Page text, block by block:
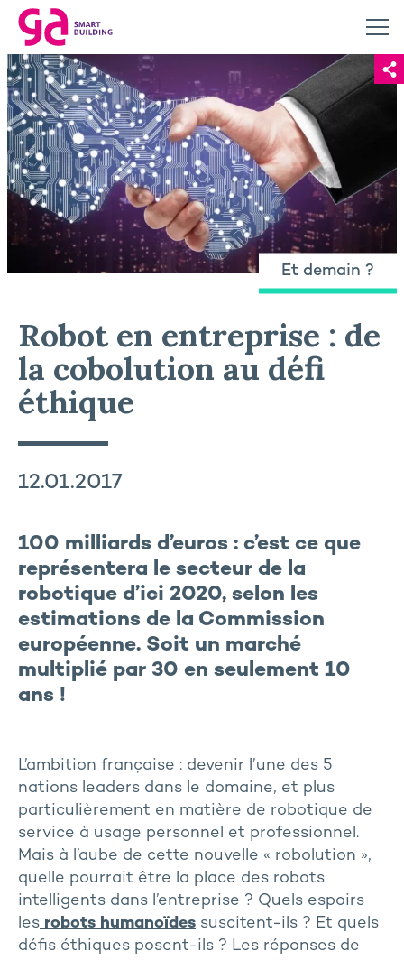
Et demain ?
Robot en entreprise : de
la cobolution au défi
éthique
12.01.2017
100 milliards d’euros : c’est ce que
représentera le secteur de la
robotique d’ici 2020, selon les
estimations de la Commission
européenne. Soit un marché
multiplié par 30 en seulement 10
ans !
L’ambition française : devenir l’une des 5
nations leaders dans le domaine, et plus
particulièrement en matière de robotique de
service à usage personnel et professionnel.
Mais à l’aube de cette nouvelle « robolution »,
quelle pourrait être la place des robots
intelligents dans l’entreprise ? Quels espoirs
les robots humanoïdes suscitent-ils ? Et quels
défis éthiques posent-ils ? Les réponses de